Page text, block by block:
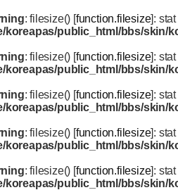
: filesize() [function.filesize]:
koreapas/public_html/bbs/skin/
: filesize() [function.filesize]:
koreapas/public_html/bbs/skin/
: filesize() [function.filesize]:
koreapas/public_html/bbs/skin/
: filesize() [function.filesize]:
koreapas/public_html/bbs/skin/
: filesize() [function.filesize]:
koreapas/public_html/bbs/skin/